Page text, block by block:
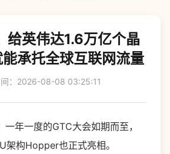
给英伟达1.6万亿个晶
承托全球互联网流量
间：2026-08-08 03:25:11
年一度的GTC大会如期而至，
架构Hopper也正式亮相。